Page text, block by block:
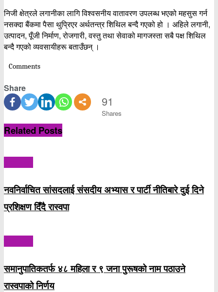
निजी क्षेत्रले लगानीका लागि विश्वसनीय वातावरण उपलब्ध भएको महसुस गर्न
नसक्दा बैंकमा पैसा थुप्रिएर अर्थतन्त्र शिथिल बन्दै गएको हो । अहिले लगानी,
उत्पादन, पूँजी निर्माण, रोजगारी, वस्तु तथा सेवाको मागजस्ता सबै पक्ष शिथिल
बन्दै गएको व्यवसायीहरू बताउँछन् ।
Comments
Share
91
Shares
Related Posts
नवनिर्वाचित सांसदलाई संसदीय अभ्यास र पार्टी नीतिबारे दुई दिने
प्रशिक्षण दिँदै रास्वपा
समानुपातिकतर्फ ४८ महिला र ९ जना पुरूषको नाम पठाउने
रास्वपाको निर्णय